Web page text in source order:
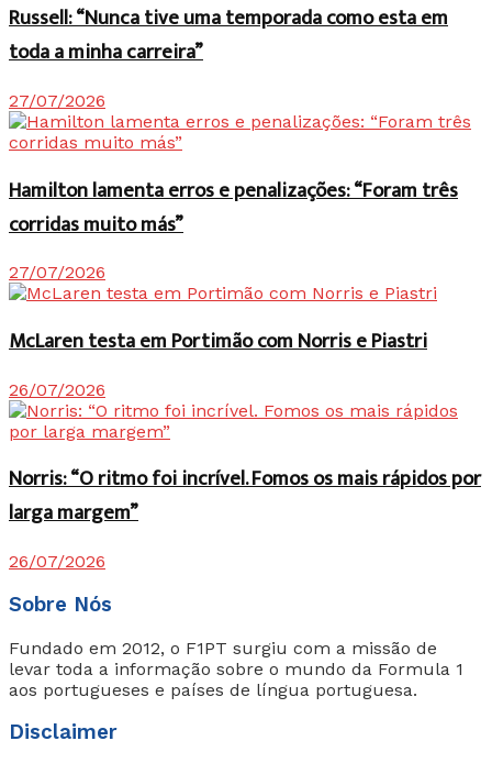
Russell: “Nunca tive uma temporada como esta em
toda a minha carreira”
27/07/2026
Hamilton lamenta erros e penalizações: “Foram três
corridas muito más”
27/07/2026
McLaren testa em Portimão com Norris e Piastri
26/07/2026
Norris: “O ritmo foi incrível. Fomos os mais rápidos por
larga margem”
26/07/2026
Sobre Nós
Fundado em 2012, o F1PT surgiu com a missão de
levar toda a informação sobre o mundo da Formula 1
aos portugueses e países de língua portuguesa.
Disclaimer